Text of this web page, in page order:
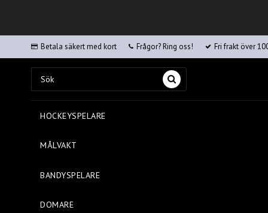
Betala säkert med kort Frågor? Ring oss! Fri frakt över
HOCKEYSPELARE
MÅLVAKT
BANDYSPELARE
DOMARE